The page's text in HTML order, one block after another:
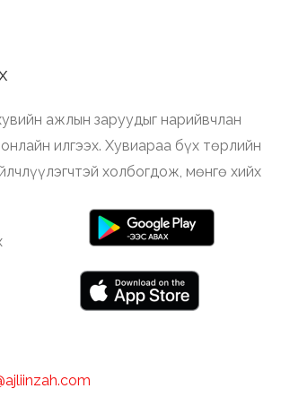
ажлын заруудыг нарийвчлан
илгээх. Хувиараа бүх төрлийн
холбогдож, мөнгө хийх